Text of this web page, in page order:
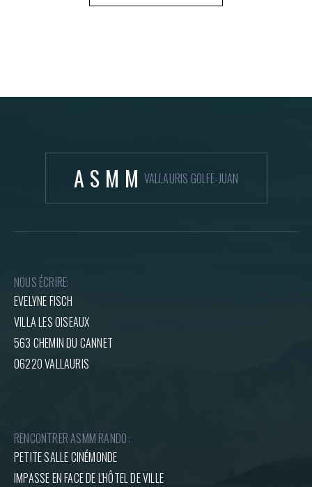
ASMM VALLAURIS GOLFE-JUAN
NOUS ÉCRIRE:
EVELYNE FISCH
VILLA LES OISEAUX
563 CHEMIN DU CANNET
06220 VALLAURIS
RENCONTRER ASMM RANDO :
PETITE SALLE CINÉMONDE
IMPASSE EN FACE DE L'HÔTEL DE VILLE